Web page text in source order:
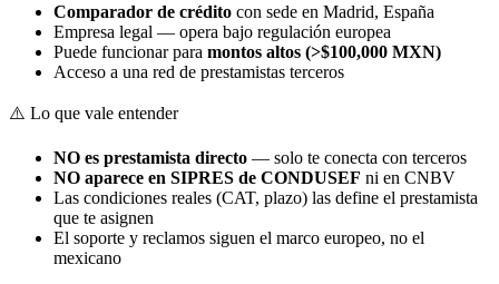
Comparador de crédito con sede en Madrid, España
Empresa legal — opera bajo regulación europea
Puede funcionar para montos altos (>$100,000 MXN)
Acceso a una red de prestamistas terceros
⚠️ Lo que vale entender
NO es prestamista directo — solo te conecta con terceros
NO aparece en SIPRES de CONDUSEF ni en CNBV
Las condiciones reales (CAT, plazo) las define el prestamista
que te asignen
El soporte y reclamos siguen el marco europeo, no el
mexicano